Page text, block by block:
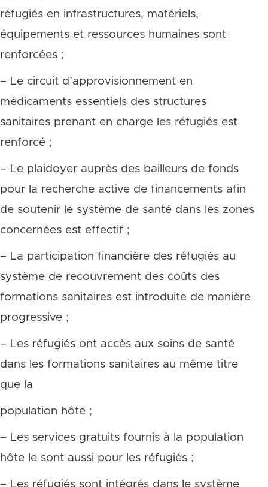
réfugiés en infrastructures, matériels,
équipements et ressources humaines sont
renforcées ;
– Le circuit d’approvisionnement en
médicaments essentiels des structures
sanitaires prenant en charge les réfugiés est
renforcé ;
– Le plaidoyer auprès des bailleurs de fonds
pour la recherche active de financements afin
de soutenir le système de santé dans les zones
concernées est effectif ;
– La participation financière des réfugiés au
système de recouvrement des coûts des
formations sanitaires est introduite de manière
progressive ;
– Les réfugiés ont accès aux soins de santé
dans les formations sanitaires au même titre
que la
population hôte ;
– Les services gratuits fournis à la population
hôte le sont aussi pour les réfugiés ;
– Les réfugiés sont intégrés dans le système